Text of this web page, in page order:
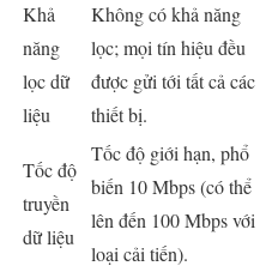
Khả
năng
lọc dữ
liệu
Không có khả năng
lọc; mọi tín hiệu đều
được gửi tới tất cả các
thiết bị.
Tốc độ
truyền
dữ liệu
Tốc độ giới hạn, phổ
biến 10 Mbps (có thể
lên đến 100 Mbps với
loại cải tiến).